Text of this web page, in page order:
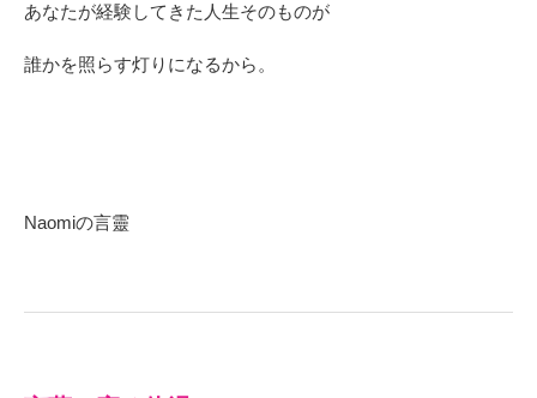
あなたが経験してきた人生そのものが
誰かを照らす灯りになるから。
Naomiの言靈